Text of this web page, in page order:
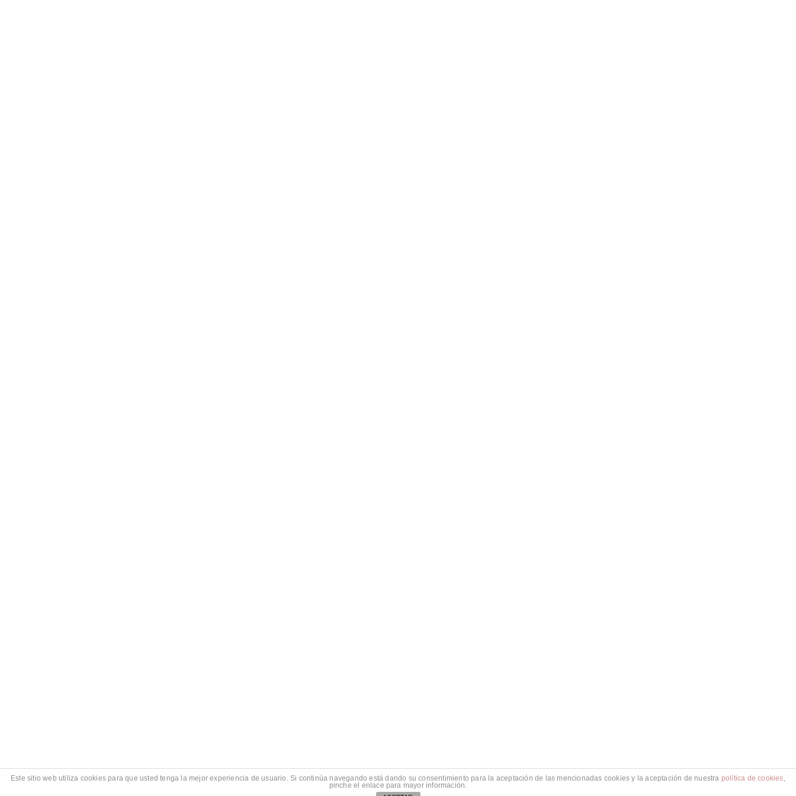
Este sitio web utiliza cookies para que usted tenga la mejor experiencia de usuario. Si continúa navegando está dando su consentimiento para la aceptación de las mencionadas cookies y la aceptación de nuestra política de cookies,
pinche el enlace para mayor información.